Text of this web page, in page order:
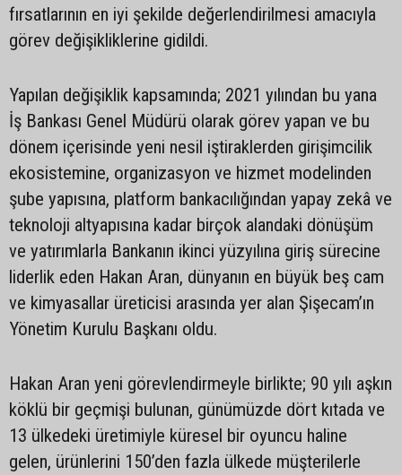
fırsatlarının en iyi şekilde değerlendirilmesi amacıyla
görev değişikliklerine gidildi.
Yapılan değişiklik kapsamında; 2021 yılından bu yana
İş Bankası Genel Müdürü olarak görev yapan ve bu
dönem içerisinde yeni nesil iştiraklerden girişimcilik
ekosistemine, organizasyon ve hizmet modelinden
şube yapısına, platform bankacılığından yapay zekâ ve
teknoloji altyapısına kadar birçok alandaki dönüşüm
ve yatırımlarla Bankanın ikinci yüzyılına giriş sürecine
liderlik eden Hakan Aran, dünyanın en büyük beş cam
ve kimyasallar üreticisi arasında yer alan Şişecam’ın
Yönetim Kurulu Başkanı oldu.
Hakan Aran yeni görevlendirmeyle birlikte; 90 yılı aşkın
köklü bir geçmişi bulunan, günümüzde dört kıtada ve
13 ülkedeki üretimiyle küresel bir oyuncu haline
gelen, ürünlerini 150’den fazla ülkede müşterilerle